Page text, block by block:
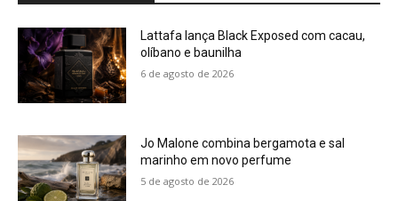
Lattafa lança Black Exposed com cacau,
olíbano e baunilha
6 de agosto de 2026
Jo Malone combina bergamota e sal
marinho em novo perfume
5 de agosto de 2026